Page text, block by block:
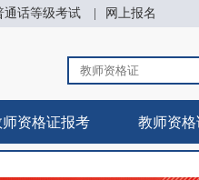
通话等级考试 网上报名
师资格证报考 教师资